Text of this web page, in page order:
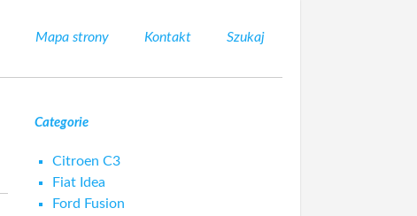
Mapa strony Kontakt Szukaj
Categorie
Citroen C3
Fiat Idea
Ford Fusion